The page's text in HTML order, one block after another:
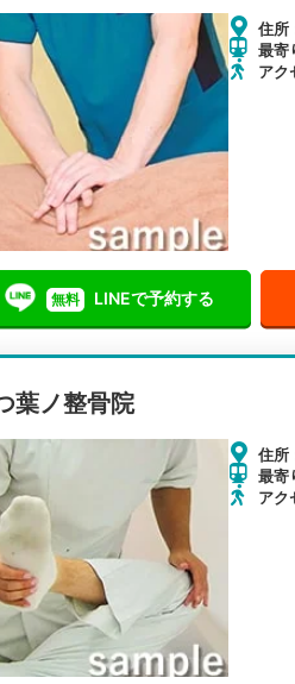
住所
最寄
アク
無料 LINEで予約する
葉ノ整骨院
住所
最寄
アク